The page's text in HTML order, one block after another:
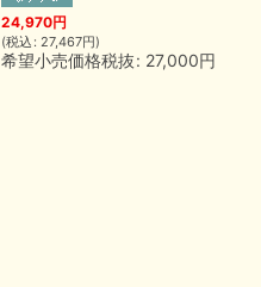
24,970円
(税込 : 27,467円)
希望小売価格税抜: 27,000円